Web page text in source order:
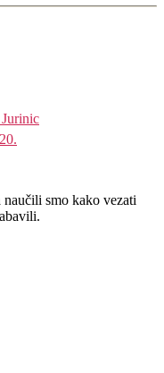
smo kako vezati